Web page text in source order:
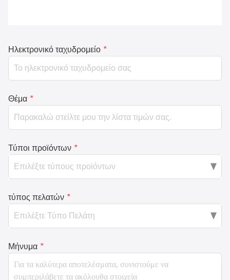
Ηλεκτρονικό ταχυδρομείο *
Θέμα *
Τύποι προϊόντων *
τύπος πελατών *
Μήνυμα *